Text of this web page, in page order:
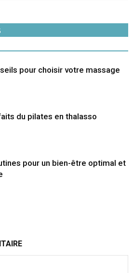
pour choisir votre massage
du pilates en thalasso
pour un bien-être optimal et